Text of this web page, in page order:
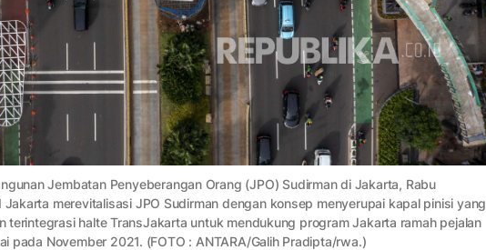
Jembatan Penyeberangan Orang (JPO) Sudirman di Jakarta, Rabu
Jakarta merevitalisasi JPO Sudirman dengan konsep menyerupai kapal pinisi yang
terintegrasi halte TransJakarta untuk mendukung program Jakarta ramah pejalan
pada November 2021. (FOTO : ANTARA/Galih Pradipta/rwa.)